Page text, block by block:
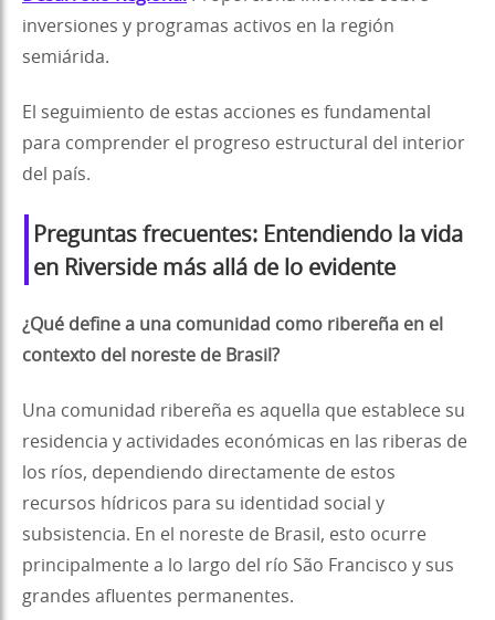
inversiones y programas activos en la región
semiárida.
El seguimiento de estas acciones es fundamental
para comprender el progreso estructural del interior
del país.
Preguntas frecuentes: Entendiendo la vida
en Riverside más allá de lo evidente
¿Qué define a una comunidad como ribereña en el
contexto del noreste de Brasil?
Una comunidad ribereña es aquella que establece su
residencia y actividades económicas en las riberas de
los ríos, dependiendo directamente de estos
recursos hídricos para su identidad social y
subsistencia. En el noreste de Brasil, esto ocurre
principalmente a lo largo del río São Francisco y sus
grandes afluentes permanentes.